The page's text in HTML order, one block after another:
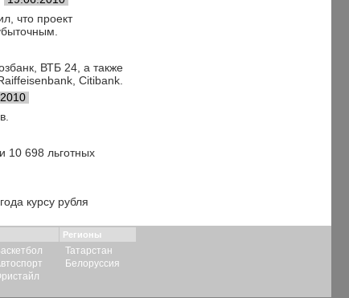
что проект
ВТБ 24, а также
Citibank.
10 698 льготных
курсу рубля
Регионы
Татарстан
Белоруссия